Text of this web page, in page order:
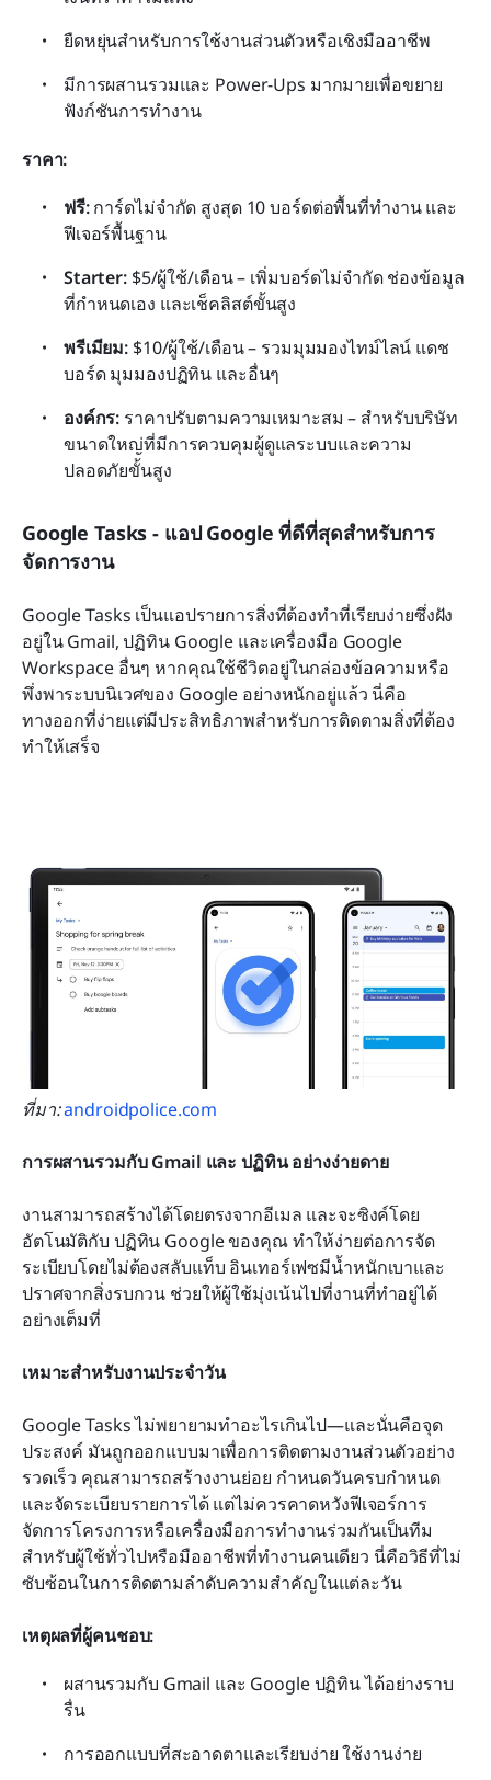
ยืดหยุ่นสำหรับการใช้งานส่วนตัวหรือเชิงมืออาชีพ
มีการผสานรวมและ Power-Ups มากมายเพื่อขยาย
ฟังก์ชันการทำงาน
ราคา:
ฟรี: การ์ดไม่จำกัด สูงสุด 10 บอร์ดต่อพื้นที่ทำงาน และ
ฟีเจอร์พื้นฐาน
Starter: $5/ผู้ใช้/เดือน – เพิ่มบอร์ดไม่จำกัด ช่องข้อมูล
ที่กำหนดเอง และเช็คลิสต์ขั้นสูง
พรีเมียม: $10/ผู้ใช้/เดือน – รวมมุมมองไทม์ไลน์ แดช
บอร์ด มุมมองปฏิทิน และอื่นๆ
องค์กร: ราคาปรับตามความเหมาะสม – สำหรับบริษัท
ขนาดใหญ่ที่มีการควบคุมผู้ดูแลระบบและความ
ปลอดภัยขั้นสูง
Google Tasks - แอป Google ที่ดีที่สุดสำหรับการ
จัดการงาน
Google Tasks เป็นแอปรายการสิ่งที่ต้องทำที่เรียบง่ายซึ่งฝัง
อยู่ใน Gmail, ปฏิทิน Google และเครื่องมือ Google
Workspace อื่นๆ หากคุณใช้ชีวิตอยู่ในกล่องข้อความหรือ
พึ่งพาระบบนิเวศของ Google อย่างหนักอยู่แล้ว นี่คือ
ทางออกที่ง่ายแต่มีประสิทธิภาพสำหรับการติดตามสิ่งที่ต้อง
ทำให้เสร็จ
ที่มา: androidpolice.com
การผสานรวมกับ Gmail และ ปฏิทิน อย่างง่ายดาย
งานสามารถสร้างได้โดยตรงจากอีเมล และจะซิงค์โดย
อัตโนมัติกับ ปฏิทิน Google ของคุณ ทำให้ง่ายต่อการจัด
ระเบียบโดยไม่ต้องสลับแท็บ อินเทอร์เฟซมีน้ำหนักเบาและ
ปราศจากสิ่งรบกวน ช่วยให้ผู้ใช้มุ่งเน้นไปที่งานที่ทำอยู่ได้
อย่างเต็มที่
เหมาะสำหรับงานประจำวัน
Google Tasks ไม่พยายามทำอะไรเกินไป—และนั่นคือจุด
ประสงค์ มันถูกออกแบบมาเพื่อการติดตามงานส่วนตัวอย่าง
รวดเร็ว คุณสามารถสร้างงานย่อย กำหนดวันครบกำหนด
และจัดระเบียบรายการได้ แต่ไม่ควรคาดหวังฟีเจอร์การ
จัดการโครงการหรือเครื่องมือการทำงานร่วมกันเป็นทีม
สำหรับผู้ใช้ทั่วไปหรือมืออาชีพที่ทำงานคนเดียว นี่คือวิธีที่ไม่
ซับซ้อนในการติดตามลำดับความสำคัญในแต่ละวัน
เหตุผลที่ผู้คนชอบ:
ผสานรวมกับ Gmail และ Google ปฏิทิน ได้อย่างราบ
รื่น
การออกแบบที่สะอาดตาและเรียบง่าย ใช้งานง่าย